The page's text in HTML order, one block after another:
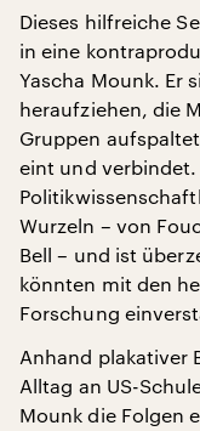
Dieses hilfreiche
in eine
Yascha Mounk. Er
heraufziehen, die
Gruppen
eint und verbindet.
Wurzeln – von
Bell – und ist
könnten mit den
Forschung
Anhand plakativer
Alltag an US-
Mounk die Folgen